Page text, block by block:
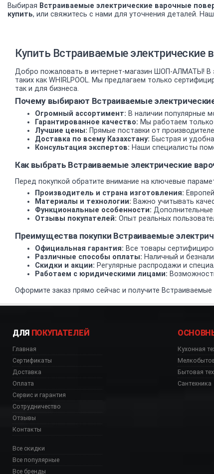
Выбирая Встраиваемые электрические варочные
купить, или свяжитесь с нами для уточнения деталей.
Купить Встраиваемые электрические
Добро пожаловать в интернет-магазин ШОП-АЛМАТЫ! В
таких как WHIRLPOOL. Мы предлагаем только
так и для бизнеса.
Почему выбирают Встраиваемые
Огромный ассортимент: В наличии популярные
Гарантированное качество: Мы работаем
Лучшие цены: Прямые поставки от
Доставка по всему Казахстану: Быстрая и
Консультация экспертов: Наши специалисты
Как выбрать Встраиваемые электрические
Перед покупкой обратите внимание на ключевые
Производитель и страна изготовления:
Материалы и технологии: Важно учитывать
Функциональные особенности:
Отзывы покупателей: Опыт реальных
Преимущества покупки Встраиваемые
Официальная гарантия: Все товары
Различные способы оплаты: Наличный и
Скидки и акции: Регулярные распродажи и
Работаем с юридическими лицами:
Оформите заказ прямо сейчас и получите
ДЛЯ ПОКУПАТЕЛЕЙ
Главная
Сертификаты
Доставка
Оплата
Сервис и гарантия
Сотрудничество
Отзывы
Контакты
Все скидки
Все популярные
Все бренды
Кухонная
Бытовая
Сантехника